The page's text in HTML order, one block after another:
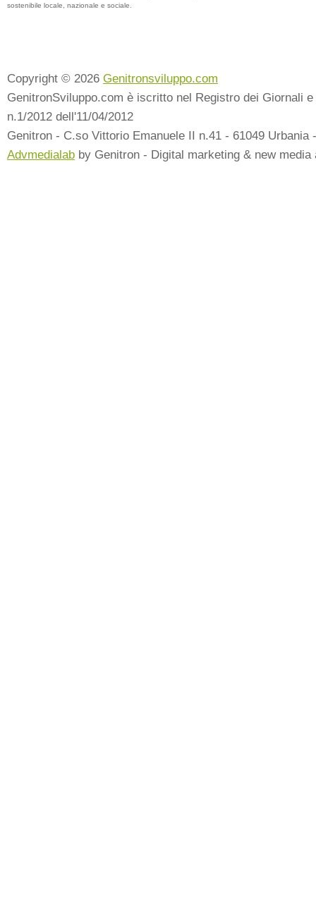
sostenibile locale, nazionale e sociale.
Copyright © 2026 Genitronsviluppo.com
GenitronSviluppo.com è iscritto nel Registro dei Giornali
n.1/2012 dell'11/04/2012
Genitron - C.so Vittorio Emanuele II n.41 - 61049 Urbania
Advmedialab by Genitron - Digital marketing & new media